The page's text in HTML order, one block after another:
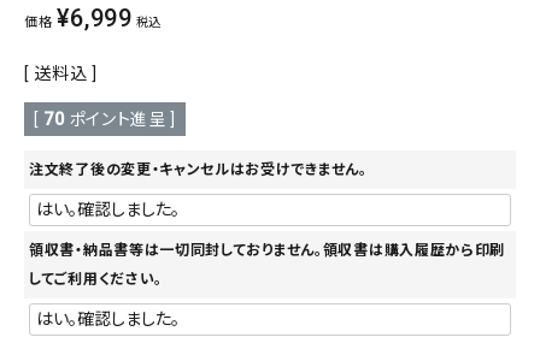
価格 ¥6,999 税込
送料込
70 ポイント進呈 ]
注文終了後の変更・キャンセルはお受けできません。
領収書・納品書等は一切同封しておりません。領収書は購入履歴から印刷
してご利用ください。